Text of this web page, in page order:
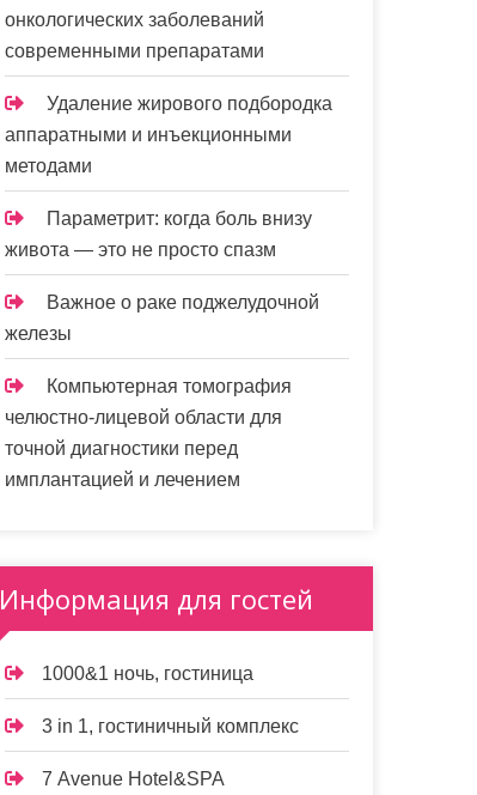
онкологических заболеваний
современными препаратами
Удаление жирового подбородка
аппаратными и инъекционными
методами
Параметрит: когда боль внизу
живота — это не просто спазм
Важное о раке поджелудочной
железы
Компьютерная томография
челюстно-лицевой области для
точной диагностики перед
имплантацией и лечением
Информация для гостей
1000&1 ночь, гостиница
3 in 1, гостиничный комплекс
7 Avenue Hotel&SPA